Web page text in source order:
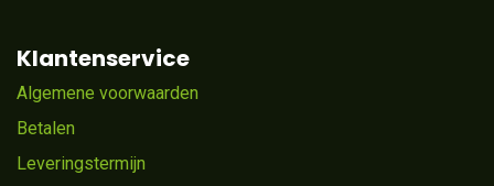
Klantenservice
Algemene voorwaarden
Betalen
Leveringstermijn